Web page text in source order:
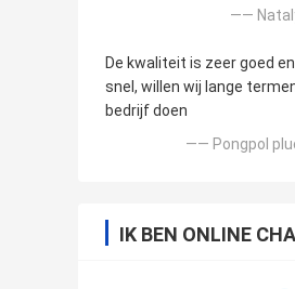
——
De kwaliteit is zeer goed
snel, willen wij lange
bedrijf doen
—— Pongpol
IK BEN ONLINE